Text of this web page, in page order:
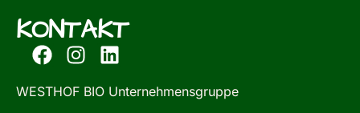
KONTAKT
WESTHOF BIO Unternehmensgruppe